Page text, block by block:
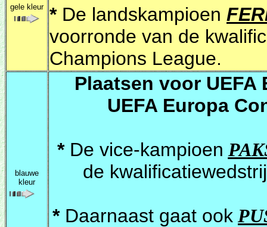
gele kleur *De landskampioen
voorronde van de
Champions League.
blauwe
kleur
Plaatsen voor UEFA
UEFA Europa
*De vice-kampioen
de
*Daarnaast gaat ook